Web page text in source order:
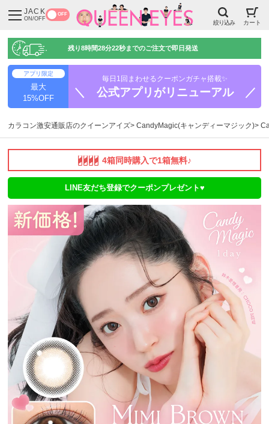
JACK
ON/OFF
OFF
絞り込み カート
残り8時間28分21秒までのご注文で即日発送
アプリ限定
最大
15%OFF
毎日1回まわせるクーポンガチャ搭載✨
＼ 公式アプリがリニューアル ／
カラコン激安通販店のクイーンアイズ CandyMagic(キャンディーマジック)
4箱同時購入で1箱無料♪
LINE友だち登録でクーポンプレゼント♥